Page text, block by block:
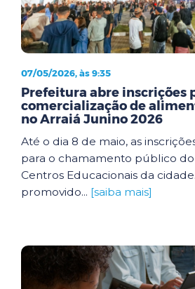
07/05/2026, às 9:35
Prefeitura abre inscrições
comercialização de
no Arraiá Junino 2026
Até o dia 8 de maio, as
para o chamamento público
Centros Educacionais da
promovido... [saiba mais]